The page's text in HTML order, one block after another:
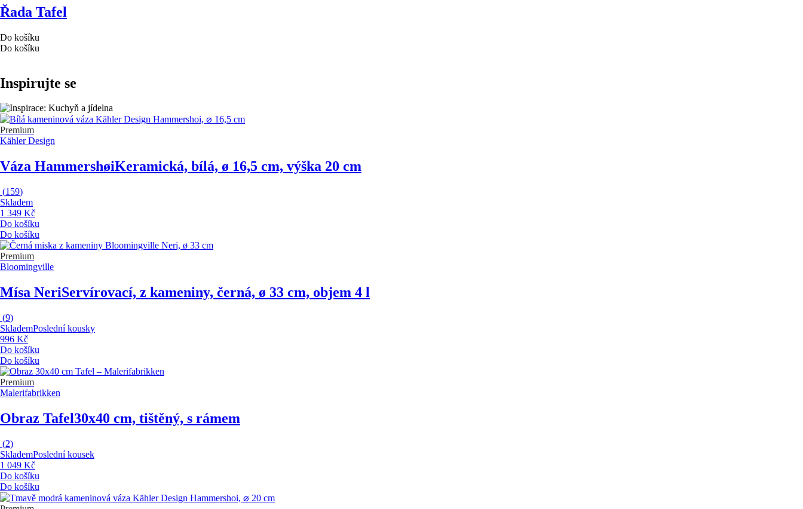
Řada Tafel
Do košíku
Do košíku
Inspirujte se
Premium
Kähler Design
Váza HammershøiKeramická, bílá, ø 16,5 cm, výška 20 cm
(159)
Skladem
1 349 Kč
Do košíku
Do košíku
Premium
Bloomingville
Mísa NeriServírovací, z kameniny, černá, ø 33 cm, objem 4 l
(9)
SklademPoslední kousky
996 Kč
Do košíku
Do košíku
Premium
Malerifabrikken
Obraz Tafel30x40 cm, tištěný, s rámem
(2)
SklademPoslední kousek
1 049 Kč
Do košíku
Do košíku